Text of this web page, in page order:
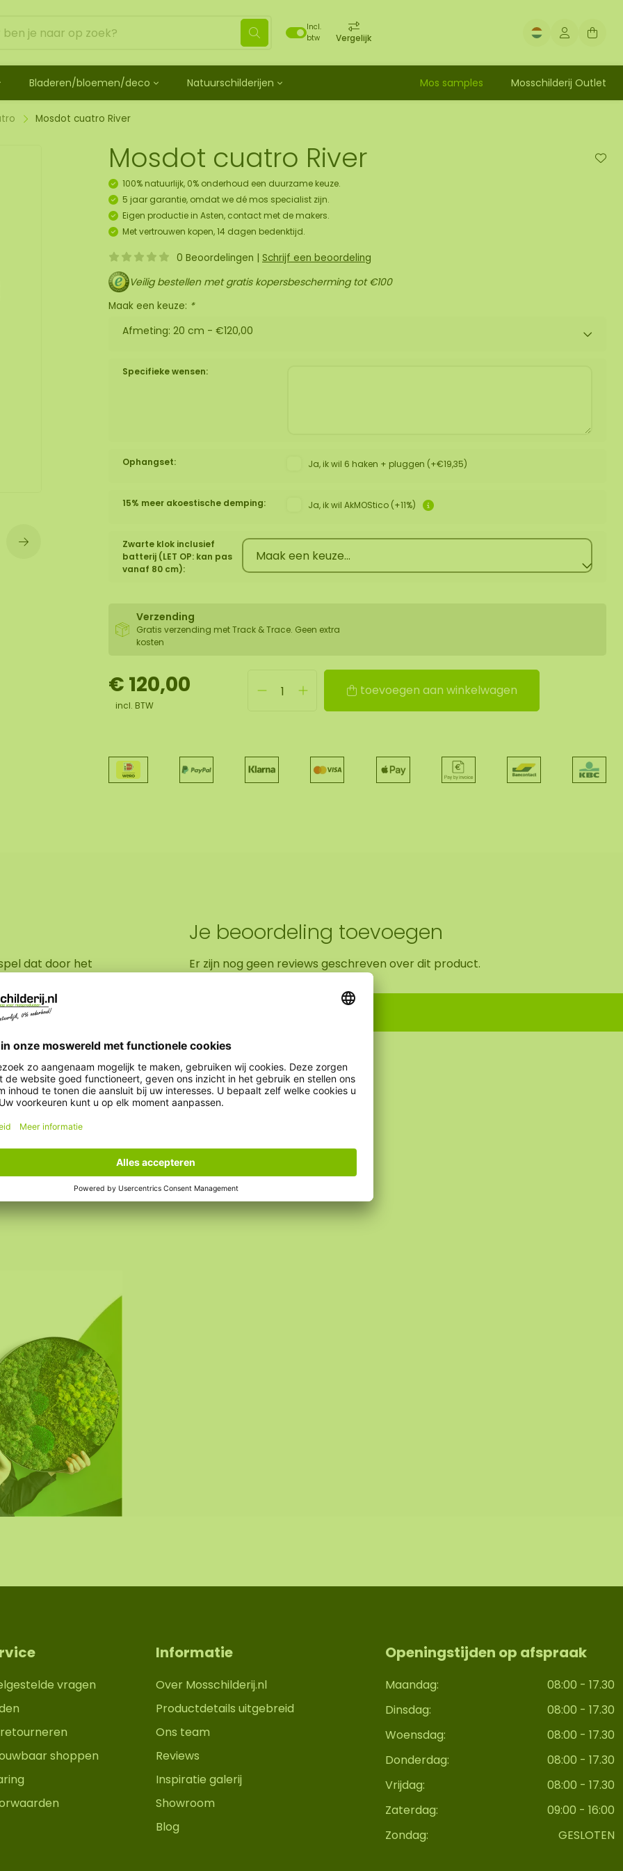
Incl.
btw
Vergelijk
Mosdots [TIP]
Mosdot Cuatro
Mosdot set
Los mos behandeld
Bolmos
Fluff mos
ECO mos [Budget]
Bladeren/bloemen/deco
bladeren
Natuurschilderijen Mos samples Mosschilderij Outlet
Mosdot cuatro River
Mosdot cuatro River
100% natuurlijk, 0% onderhoud een duurzame keuze.
5 jaar garantie, omdat we dé mos specialist zijn.
Eigen productie in Asten, contact met de makers.
Met vertrouwen kopen, 14 dagen bedenktijd.
0 Beoordelingen | Schrijf een beoordeling
Veilig bestellen met gratis kopersbescherming tot €100
Maak een keuze: *
Afmeting: 20 cm - €120,00
Specifieke wensen:
Ophangset: Ja, ik wil 6 haken + pluggen (+€19,35)
15% meer akoestische demping: Ja, ik wil AkMOStico (+11%)
Zwarte klok inclusief
batterij (LET OP: kan pas
vanaf 80 cm):
Verzending
Gratis verzending met Track & Trace. Geen extra
kosten
€ 120,00
incl. BTW
toevoegen aan winkelwagen
dat door het
zich een weg
een rustig, maar
met subtiele
paneel.
afbeelding is het
Je beoordeling toevoegen
Er zijn nog geen reviews geschreven over dit product.
vragen
shoppen
Informatie
Over Mosschilderij.nl
Productdetails uitgebreid
Ons team
Reviews
Inspiratie galerij
Showroom
Blog
Openingstijden op afspraak
Maandag:
08:00 - 17.30
Dinsdag:
08:00 - 17.30
Woensdag:
08:00 - 17.30
Donderdag:
08:00 - 17.30
Vrijdag:
08:00 - 17.30
Zaterdag:
09:00 - 16:00
Zondag:
GESLOTEN